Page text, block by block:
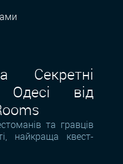
Секретні
від
та гравців
найкраща квест-